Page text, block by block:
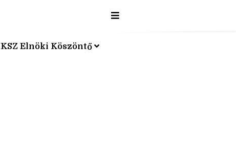
Elnöki Köszöntő